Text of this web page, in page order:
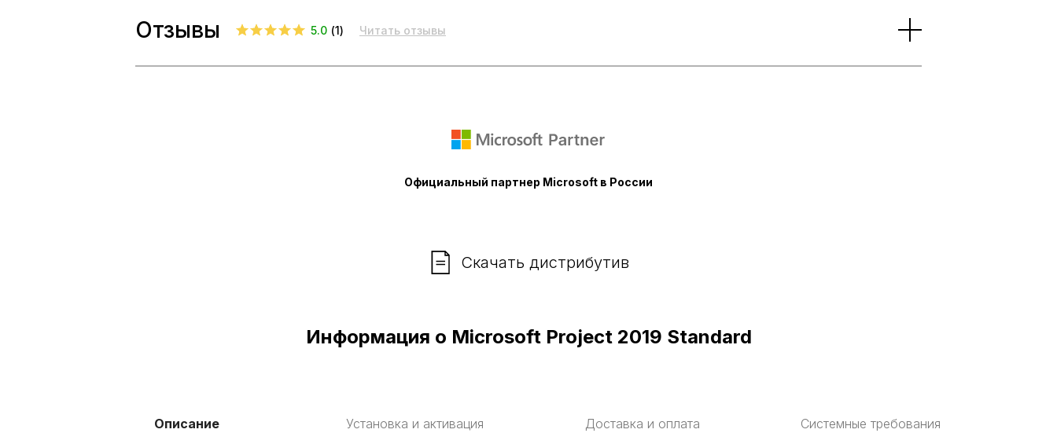
Отзывы 5.0 (1) Читать отзывы
Официальный партнер Microsoft в России
Скачать дистрибутив
Информация о Microsoft Project 2019 Standard
Описание Установка и активация Доставка и оплата Системные требования